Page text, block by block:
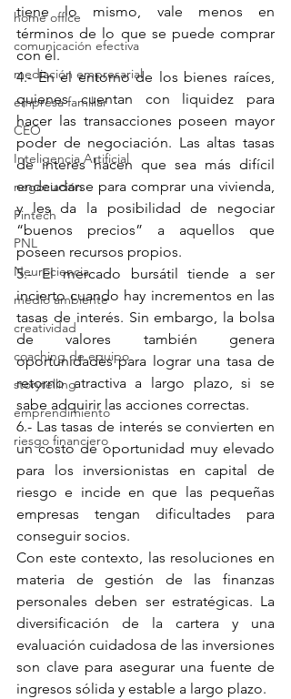
home office
comunicación efectiva
mediación empresarial
empresa familiar
CEO
Inteligencia Artificial
negociación
Fintech
PNL
Neurociencia
medio ambiente
creatividad
coaching de equipo
storytelling
emprendimiento
riesgo financiero
tiene lo mismo, vale menos en
términos de lo que se puede comprar
con él.
4.- En el entorno de los bienes raíces,
quienes cuentan con liquidez para
hacer las transacciones poseen mayor
poder de negociación. Las altas tasas
de interés hacen que sea más difícil
endeudarse para comprar una vivienda,
y les da la posibilidad de negociar
“buenos precios” a aquellos que
poseen recursos propios.
5.- El mercado bursátil tiende a ser
incierto cuando hay incrementos en las
tasas de interés. Sin embargo, la bolsa
de valores también genera
oportunidades para lograr una tasa de
retorno atractiva a largo plazo, si se
sabe adquirir las acciones correctas.
6.- Las tasas de interés se convierten en
un costo de oportunidad muy elevado
para los inversionistas en capital de
riesgo e incide en que las pequeñas
empresas tengan dificultades para
conseguir socios.
Con este contexto, las resoluciones en
materia de gestión de las finanzas
personales deben ser estratégicas. La
diversificación de la cartera y una
evaluación cuidadosa de las inversiones
son clave para asegurar una fuente de
ingresos sólida y estable a largo plazo.